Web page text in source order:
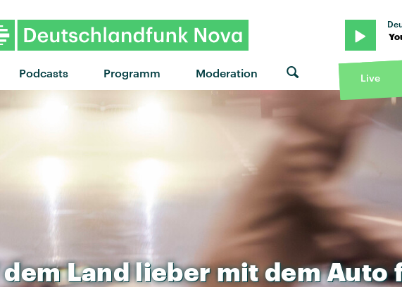
Podcasts Programm Moderation
"Wait For You" von WizTheMc · "Wait For You" von
Live
demLandliebermitdemAuto